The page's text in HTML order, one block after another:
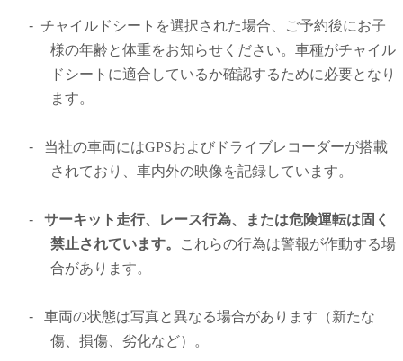
- チャイルドシートを選択された場合、ご予約後にお子
様の年齢と体重をお知らせください。車種がチャイル
ドシートに適合しているか確認するために必要となり
ます。
-
当社の車両にはGPSおよびドライブレコーダーが搭載
されており、車内外の映像を記録しています。
-
サーキット走行、レース行為、または危険運転は固く
禁止されています。
これらの行為は警報が作動する場
合があります。
-
車両の状態は写真と異なる場合があります（新たな
傷、損傷、劣化など）。